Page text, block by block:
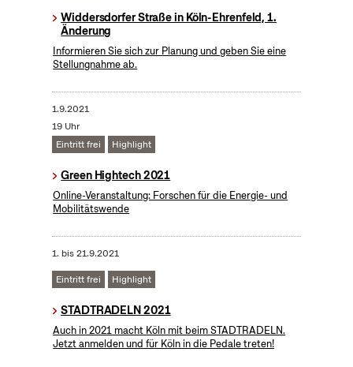
Widdersdorfer Straße in Köln-Ehrenfeld, 1.
Änderung
Informieren Sie sich zur Planung und geben Sie eine
Stellungnahme ab.
1.9.2021
19 Uhr
Eintritt frei
Highlight
Green Hightech 2021
Online-Veranstaltung: Forschen für die Energie- und
Mobilitätswende
1. bis21.9.2021
Eintritt frei Highlight
STADTRADELN 2021
Auch in 2021 macht Köln mit beim STADTRADELN.
Jetzt anmelden und für Köln in die Pedale treten!